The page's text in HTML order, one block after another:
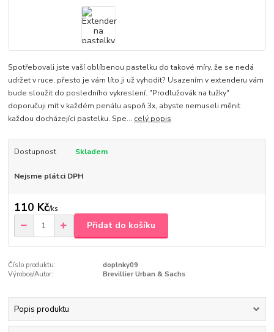
Spotřebovali jste vaší oblíbenou pastelku do takové míry, že se nedá
udržet v ruce, přesto je vám líto ji už vyhodit? Usazením v extenderu vám
bude sloužit do posledního vykreslení. "Prodlužovák na tužky"
doporučuji mít v každém penálu aspoň 3x, abyste nemuseli měnit
každou docházející pastelku. Spe... celý popis
Dostupnost Skladem
Nejsme plátci DPH
110 Kč/ks
Přidat do košíku
Číslo produktu:
doplnky09
Výrobce/Autor:
Brevillier Urban & Sachs
Popis produktu